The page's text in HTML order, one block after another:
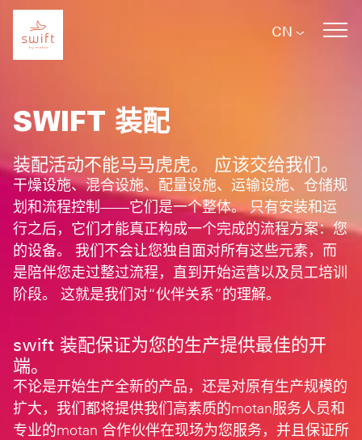
Skip to main navigation
Skip to main content
Skip to page footer
CN
SWIFT 装配
装配活动不能马马虎虎。 应该交给我们。
干燥设施、混合设施、配量设施、运输设施、仓储规
划和流程控制——它们是一个整体。 只有安装和运
行之后，它们才能真正构成一个完成的流程方案：您
的设备。 我们不会让您独自面对所有这些元素，而
是陪伴您走过整过流程，直到开始运营以及员工培训
阶段。 这就是我们对“伙伴关系”的理解。
swift 装配保证为您的生产提供最佳的开
端。
不论是开始生产全新的产品，还是对原有生产规模的
扩大，我们都将提供我们高素质的motan服务人员和
专业的motan 合作伙伴在现场为您服务，并且保证所